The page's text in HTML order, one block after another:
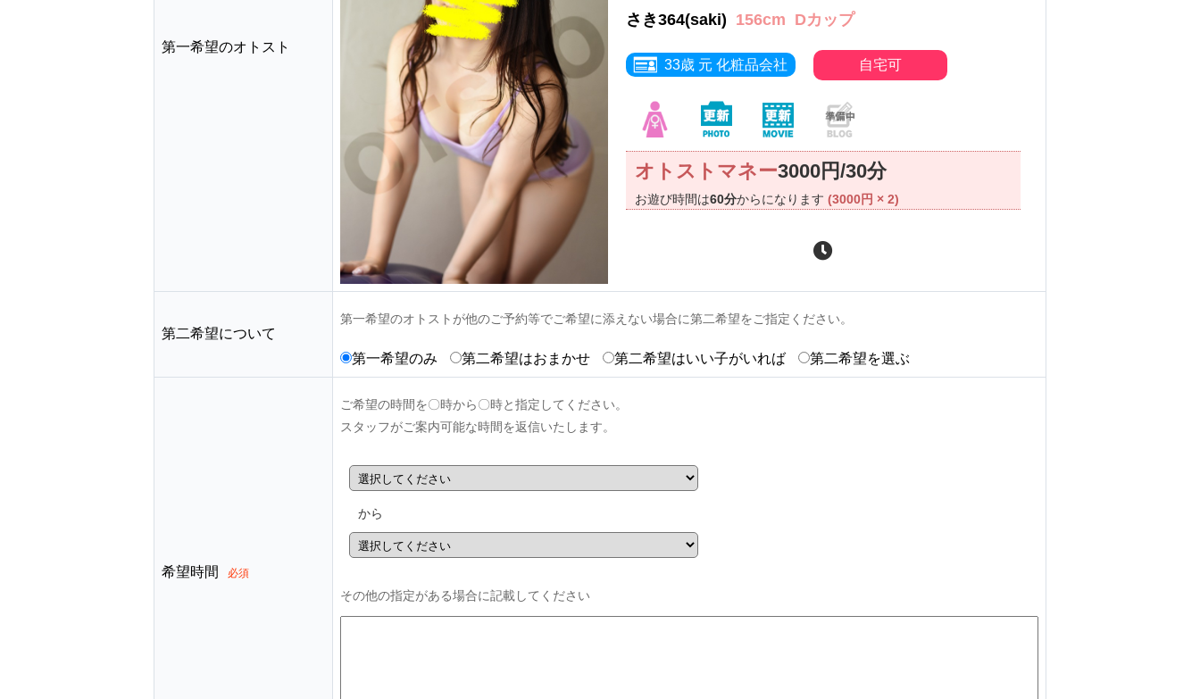
第一希望のオトスト
さき364(saki) 156cm Dカップ
33歳 元 化粧品会社 自宅可
オトストマネー3000円/30分
お遊び時間は60分からになります (3000円 × 2)
第二希望について
第一希望のオトストが他のご予約等でご希望に添えない場合に第二希望をご指定ください。
第一希望のみ 第二希望はおまかせ 第二希望はいい子がいれば 第二希望を選ぶ
希望時間 必須
ご希望の時間を〇時から〇時と指定してください。
スタッフがご案内可能な時間を返信いたします。
から
その他の指定がある場合に記載してください